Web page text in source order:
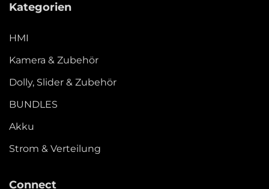
Kategorien
HMI
Kamera & Zubehör
Dolly, Slider & Zubehör
BUNDLES
Akku
Strom & Verteilung
Connect